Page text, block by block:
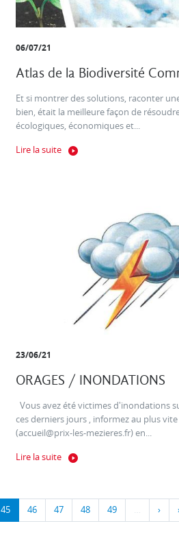
06/07/21
Atlas de la Biodiversité
Et si montrer des solutions, raconter
bien, était la meilleure façon de
écologiques, économiques et...
Lire la suite
23/06/21
ORAGES / INONDATIONS
Vous avez été victimes d'inondations
ces derniers jours , informez au plus
(accueil@prix-les-mezieres.fr) en...
Lire la suite
45 46 47 48 49 … ›